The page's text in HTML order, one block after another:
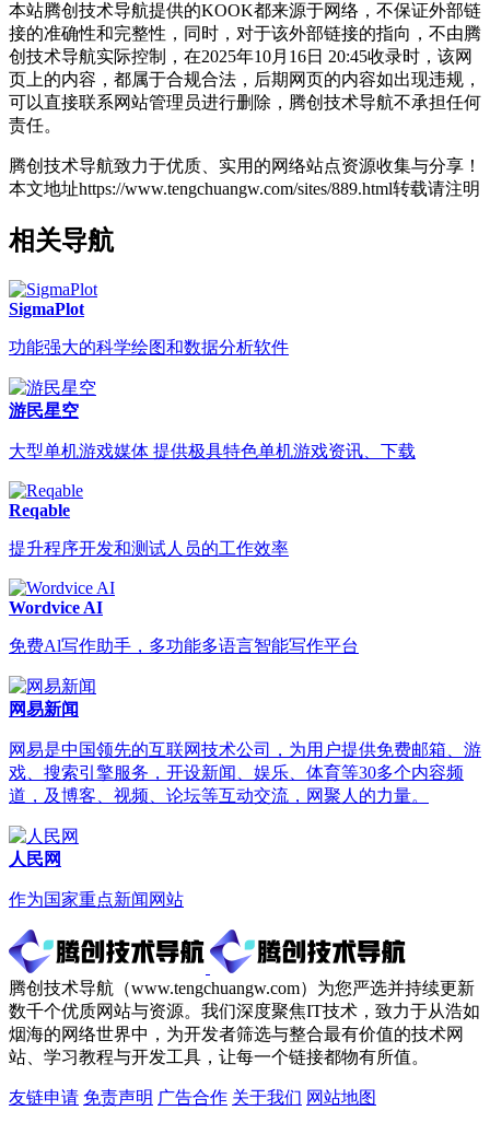
本站腾创技术导航提供的KOOK都来源于网络，不保证外部链
接的准确性和完整性，同时，对于该外部链接的指向，不由腾
创技术导航实际控制，在2025年10月16日 20:45收录时，该网
页上的内容，都属于合规合法，后期网页的内容如出现违规，
可以直接联系网站管理员进行删除，腾创技术导航不承担任何
责任。
腾创技术导航致力于优质、实用的网络站点资源收集与分享！
本文地址https://www.tengchuangw.com/sites/889.html转载请注明
相关导航
SigmaPlot
功能强大的科学绘图和数据分析软件
游民星空
大型单机游戏媒体 提供极具特色单机游戏资讯、下载
Reqable
提升程序开发和测试人员的工作效率
Wordvice AI
免费Al写作助手，多功能多语言智能写作平台
网易新闻
网易是中国领先的互联网技术公司，为用户提供免费邮箱、游
戏、搜索引擎服务，开设新闻、娱乐、体育等30多个内容频
道，及博客、视频、论坛等互动交流，网聚人的力量。
人民网
作为国家重点新闻网站
腾创技术导航（www.tengchuangw.com）为您严选并持续更新
数千个优质网站与资源。我们深度聚焦IT技术，致力于从浩如
烟海的网络世界中，为开发者筛选与整合最有价值的技术网
站、学习教程与开发工具，让每一个链接都物有所值。
友链申请 免责声明 广告合作 关于我们 网站地图